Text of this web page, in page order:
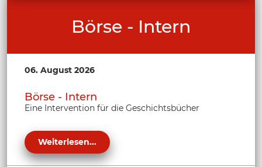
Börse - Intern
06. August 2026
Börse - Intern
Eine Intervention für die Geschichtsbücher
Weiterlesen...